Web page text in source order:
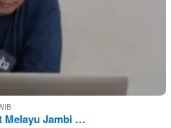
Melayu Jambi …